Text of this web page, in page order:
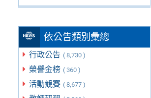
依公告類別彙總
行政公告 ( 8,730 )
榮譽金榜 ( 360 )
活動競賽 ( 8,677 )